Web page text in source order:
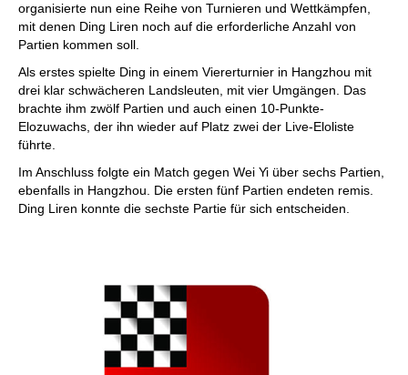
organisierte nun eine Reihe von Turnieren und Wettkämpfen,
mit denen Ding Liren noch auf die erforderliche Anzahl von
Partien kommen soll.
Als erstes spielte Ding in einem Viererturnier in Hangzhou mit
drei klar schwächeren Landsleuten, mit vier Umgängen. Das
brachte ihm zwölf Partien und auch einen 10-Punkte-
Elozuwachs, der ihn wieder auf Platz zwei der Live-Eloliste
führte.
Im Anschluss folgte ein Match gegen Wei Yi über sechs Partien,
ebenfalls in Hangzhou. Die ersten fünf Partien endeten remis.
Ding Liren konnte die sechste Partie für sich entscheiden.